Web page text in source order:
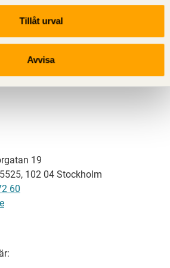
Tillåt urval
Avvisa
svensk sågverksindustri
och förpackningsindustri samt
19
102 04 Stockholm
60